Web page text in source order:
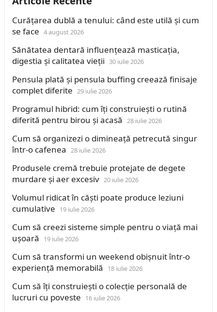
Curățarea dublă a tenului: când este utilă și cum
se face 4 august 2026
Sănătatea dentară influențează masticația,
digestia și calitatea vieții 30 iulie 2026
Pensula plată și pensula buffing creează finisaje
complet diferite 29 iulie 2026
Programul hibrid: cum îți construiești o rutină
diferită pentru birou și acasă 28 iulie 2026
Cum să organizezi o dimineață petrecută singur
într-o cafenea 28 iulie 2026
Produsele cremă trebuie protejate de degete
murdare și aer excesiv 20 iulie 2026
Volumul ridicat în căști poate produce leziuni
cumulative
19 iulie 2026
Cum să creezi sisteme simple pentru o viață mai
ușoară
19 iulie 2026
Cum să transformi un weekend obișnuit într-o
experiență memorabilă
18 iulie 2026
Cum să îți construiești o colecție personală de
lucruri cu poveste
16 iulie 2026